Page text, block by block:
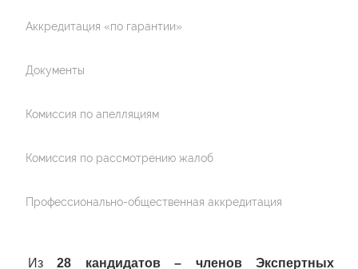
Аккредитация «по гарантии»
Документы
Комиссия по апелляциям
Комиссия по рассмотрению жалоб
Профессионально-общественная аккредитация
Из28 кандидатов – членов Экспертных